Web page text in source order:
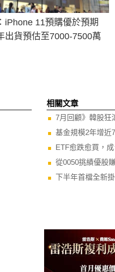
iPhone 11預購優於預期
出貨預估至7000-7500萬
相關文章
7月回顧》韓股狂
基金規模2年增近
ETF愈跌愈買，
從0050挑績優股
下半年首檔全新